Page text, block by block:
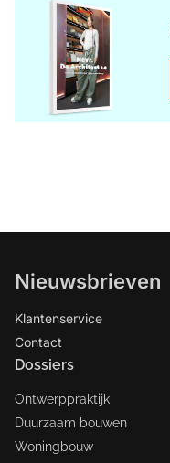
Nieuwsbrieven
Klantenservice
Contact
Dossiers
Ontwerppraktijk
Duurzaam bouwen
Woningbouw